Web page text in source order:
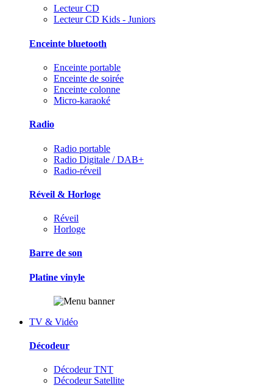
Lecteur CD
Lecteur CD Kids - Juniors
Enceinte bluetooth
Enceinte portable
Enceinte de soirée
Enceinte colonne
Micro-karaoké
Radio
Radio portable
Radio Digitale / DAB+
Radio-réveil
Réveil & Horloge
Réveil
Horloge
Barre de son
Platine vinyle
TV & Vidéo
Décodeur
Décodeur TNT
Décodeur Satellite